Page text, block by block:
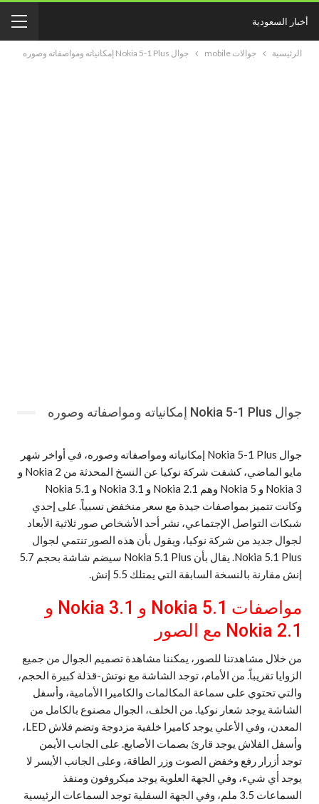
أخبار السعودية
الرئيسية جوالات mobile جوال Nokia 5-1 Plus إمكانياته ومواصفاته وصوره
جوال Nokia 5-1 Plus إمكانياته ومواصفاته وصوره
جوال Nokia 5-1 Plus إمكانياته ومواصفاته وصوره، في أواخر شهر
مايو الماضي، كشفت شركة نوكيا عن النسخ المحدثة من Nokia 2 و
Nokia 3 و Nokia 5 وهم Nokia 2.1 و Nokia 3.1 و Nokia 5.1
وكانت تتميز بمواصفات جيدة مع سعر منخفض نسبياً. على إحدي
شبكات التواصل الإجتماعي، نشر أحد الأشخاص صور ثلاثية الأبعاد
لجوال جديد من شركة نوكيا، ويقول بأن هذه الصور تنتمي لجوال
Nokia 5.1 Plus. يقال بأن Nokia 5.1 Plus سيضم شاشة بحجم 5.7
إنش مقارنة بالنسخة السابقة التي يمتلك 5.5 إنش.
مواصفات Nokia 5.1 و 3.1 Nokia و
2.1 Nokia مع الصور
من خلال مشاهدتنا للصور، يمكننا مشاهدة تصميم الجوال من جميع
الزوايا تقريباً. من الأمام، توجد الشاشة مع نوتش-قذلة كبيرة الحجم،
والتي تحتوي على سماعة المكالمات والكاميرا الأمامية، وأسفل
الشاشة يوجد شعار نوكيا. من الخلف، الجوال مصنوع بالكامل من
المعدن، وفي الأعلي يوجد كاميرا خلفية مزدوجة وتضم فلاش LED،
وأسفل الفلاش يوجد قارئ بصمات الأصابع. على الجانب الأيمن
توجد أزرار رفع وخفض الصوت وزر الطاقة، وعلى الجانب الأيسر لا
يوجد أي شيء، وفي الجهة العلوية يوجد ميكروفون ومنفذ
السماعات 3.5 ملم، وفي الجهة السفلية توجد السماعات الرئيسية